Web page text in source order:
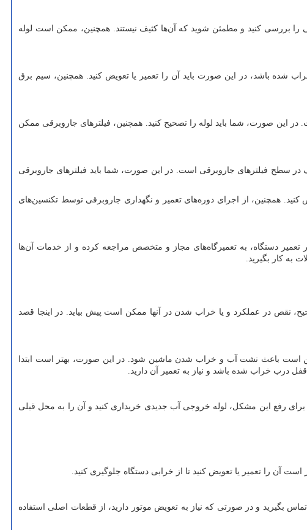
را بررسی کنید و مطمئن شوید که آن‌ها کثیف نیستند. همچنین، ممکن است لوله
باشد، در این صورت باید آن را تعمیر یا تعویض کنید. همچنین، سیم برق
این صورت، شما باید لوله را تصحیح کنید. همچنین، فیلترهای جاروبرقی ممکن
سطح فیلترهای جاروبرقی است. در این صورت، شما باید فیلترهای جاروبرقی
کنید. همچنین، از اجرای دوره‌های تعمیر و نگهداری جاروبرقی توسط تکنسین‌های
دستگاه، به تعمیرگاه‌های مجاز و متخصص مراجعه کرده و از خدمات آن‌ها
به کار بگیرید.
نقص در عملکرد و یا خراب شدن در آنها ممکن است پیش بیاید. در اینجا قصد
باعث نشت آب و خراب شدن ماشین شود. در این صورت، بهتر است ابتدا
خراب شده باشد و نیاز به تعمیر آن دارید.
رفع این مشکل، لوله خروجی آب جدیدی خریداری کنید و آن را به محل قبلی
را تعمیر یا تعویض کنید تا از خرابی دستگاه جلوگیری کنید.
بگیرید و در صورتی که نیاز به تعویض موتور دارید، از قطعات اصلی استفاده